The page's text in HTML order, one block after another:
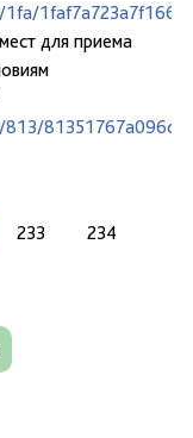
для приема
233 234